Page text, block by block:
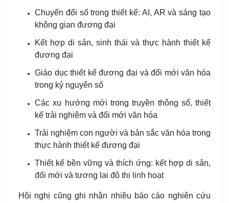
Chuyển đổi số trong thiết kế: AI, AR và sáng tạo
không gian đương đại
Kết hợp di sản, sinh thái và thực hành thiết kế
đương đại
Giáo dục thiết kế đương đại và đổi mới văn hóa
trong kỷ nguyên số
Các xu hướng mới trong truyền thông số, thiết
kế trải nghiệm và đổi mới văn hóa
Trải nghiệm con người và bản sắc văn hóa trong
thực hành thiết kế đương đại
Thiết kế bền vững và thích ứng: kết hợp di sản,
đổi mới và tương lai đô thị linh hoạt
Hội nghị cũng ghi nhận nhiều báo cáo nghiên cứu